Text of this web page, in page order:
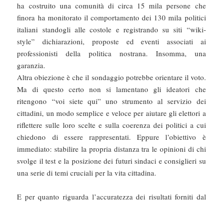
ha costruito una comunità di circa 15 mila persone che
finora ha monitorato il comportamento dei 130 mila politici
italiani standogli alle costole e registrando su siti “wiki-
style” dichiarazioni, proposte ed eventi associati ai
professionisti della politica nostrana. Insomma, una
garanzia.
Altra obiezione è che il sondaggio potrebbe orientare il voto.
Ma di questo certo non si lamentano gli ideatori che
ritengono “voi siete qui” uno strumento al servizio dei
cittadini, un modo semplice e veloce per aiutare gli elettori a
riflettere sulle loro scelte e sulla coerenza dei politici a cui
chiedono di essere rappresentati. Eppure l’obiettivo è
immediato: stabilire la propria distanza tra le opinioni di chi
svolge il test e la posizione dei futuri sindaci e consiglieri su
una serie di temi cruciali per la vita cittadina.
E per quanto riguarda l’accuratezza dei risultati forniti dal